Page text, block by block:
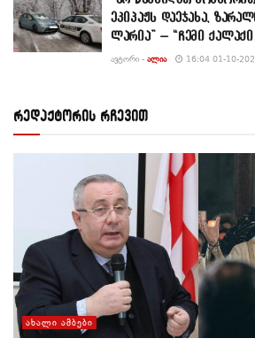
ეკიპაჟს დაეჯახა,
ლარია” – “ჩემი
ᲐᲕᲢᲝᲠᲘ - ᲐᲚᲘᲐ 16:04 01-10-
რედაქტორის რჩევით
ᲐᲮᲐᲚᲘ ᲐᲛᲑᲔᲑᲘ